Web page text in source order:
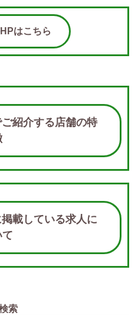
はこちら
介する店舗の特
している求人に
て
索